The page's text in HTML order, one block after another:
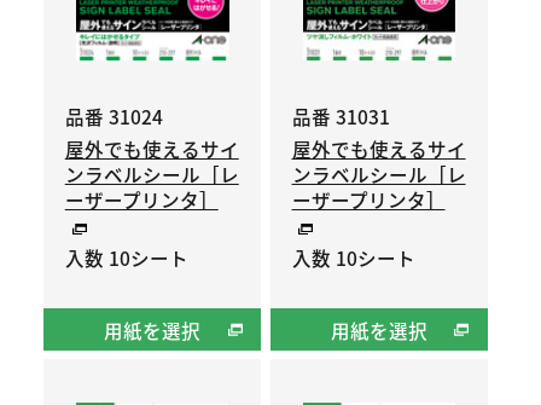
品番 31024
屋外でも使えるサイ
ンラベルシール［レ
ーザープリンタ］
入数 10シート
用紙を選択
品番 31031
屋外でも使えるサイ
ンラベルシール［レ
ーザープリンタ］
入数 10シート
用紙を選択